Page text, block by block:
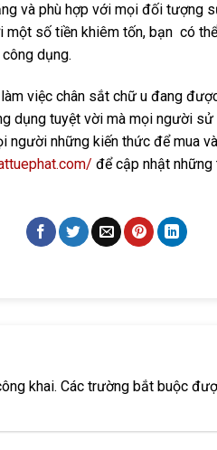
và phù hợp với mọi đối tượng
một số tiền khiêm tốn, bạn có
dụng.
việc chân sắt chữ u đang
dụng tuyệt vời mà mọi người
người những kiến thức để mua
để cập nhật
khai. Các trường bắt buộc